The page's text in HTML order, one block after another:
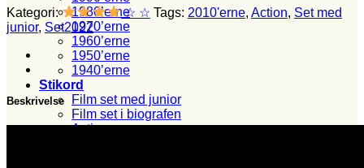
1980’erne
1970’erne
1960’erne
1950’erne
1940’erne
Stikord
Film set med junior
Film set i biografen
Action
Kategori: ☆ ☆ Tags: 2010'erne, Action, Set med
junior, Set2022
Beskrivelse